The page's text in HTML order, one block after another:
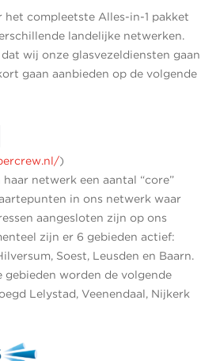
het compleetste Alles-in-1 pakket
landelijke netwerken.
wij onze glasvezeldiensten gaan
gaan aanbieden op de volgende
)
netwerk een aantal “core”
in ons netwerk waar
aangesloten zijn op ons
zijn er 6 gebieden actief:
Soest, Leusden en Baarn.
gebieden worden de volgende
Lelystad, Veenendaal, Nijkerk